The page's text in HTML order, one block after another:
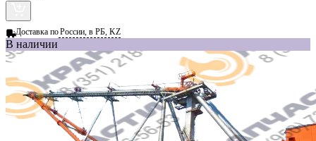
Доставка поРоссии, в РБ, KZ
В наличии